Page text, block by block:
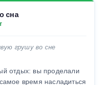
сна
грушу во сне
отдых: вы проделали
время насладиться